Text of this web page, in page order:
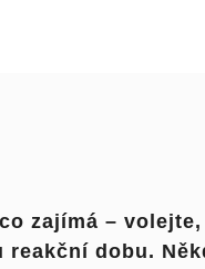
zajímá –
reakční dobu.